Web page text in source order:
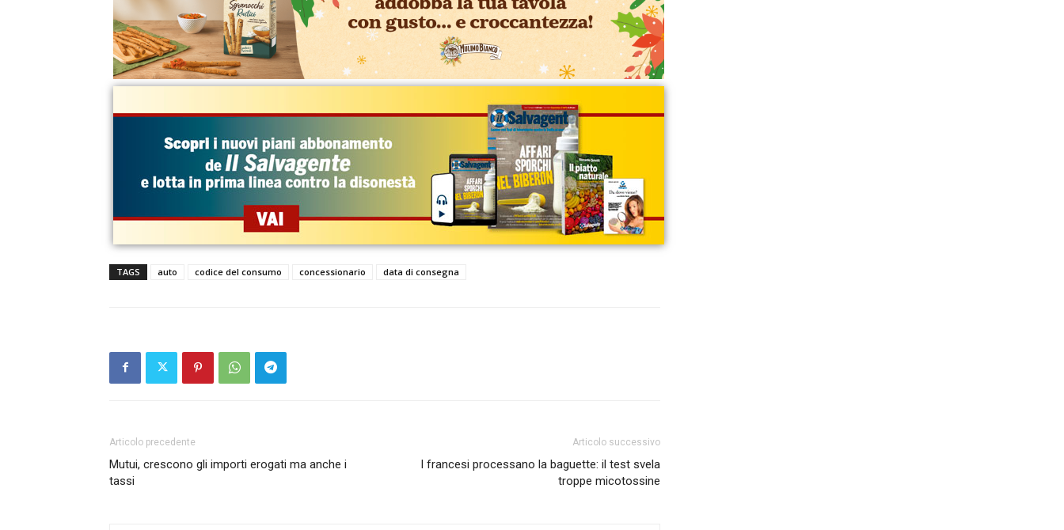
TAGS auto codice del consumo concessionario data di consegna
Articolo precedente
Mutui, crescono gli importi erogati ma anche i
tassi
Articolo successivo
I francesi processano la baguette: il test svela
troppe micotossine